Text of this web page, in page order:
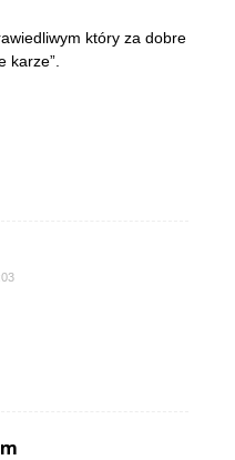
który za dobre
karze”.